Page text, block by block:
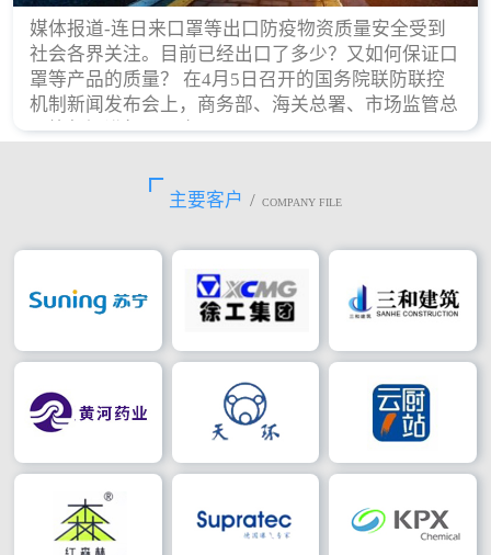
媒体报道-连日来口罩等出口防疫物资质量安全受到
社会各界关注。目前已经出口了多少？又如何保证口
罩等产品的质量？ 在4月5日召开的国务院联防联控
机制新闻发布会上，商务部、海关总署、市场监管总
局等部门进行了回应。
主要客户 / COMPANY FILE